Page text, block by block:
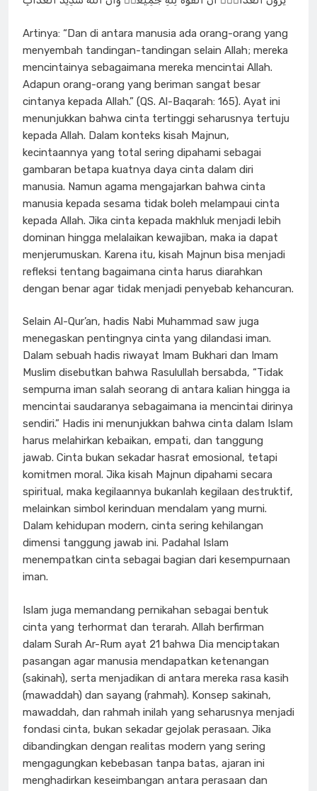
Artinya: “Dan di antara manusia ada orang-orang yang
menyembah tandingan-tandingan selain Allah; mereka
mencintainya sebagaimana mereka mencintai Allah.
Adapun orang-orang yang beriman sangat besar
cintanya kepada Allah.” (QS. Al-Baqarah: 165). Ayat ini
menunjukkan bahwa cinta tertinggi seharusnya tertuju
kepada Allah. Dalam konteks kisah Majnun,
kecintaannya yang total sering dipahami sebagai
gambaran betapa kuatnya daya cinta dalam diri
manusia. Namun agama mengajarkan bahwa cinta
manusia kepada sesama tidak boleh melampaui cinta
kepada Allah. Jika cinta kepada makhluk menjadi lebih
dominan hingga melalaikan kewajiban, maka ia dapat
menjerumuskan. Karena itu, kisah Majnun bisa menjadi
refleksi tentang bagaimana cinta harus diarahkan
dengan benar agar tidak menjadi penyebab kehancuran.
Selain Al-Qur’an, hadis Nabi Muhammad saw juga
menegaskan pentingnya cinta yang dilandasi iman.
Dalam sebuah hadis riwayat Imam Bukhari dan Imam
Muslim disebutkan bahwa Rasulullah bersabda, “Tidak
sempurna iman salah seorang di antara kalian hingga ia
mencintai saudaranya sebagaimana ia mencintai dirinya
sendiri.” Hadis ini menunjukkan bahwa cinta dalam Islam
harus melahirkan kebaikan, empati, dan tanggung
jawab. Cinta bukan sekadar hasrat emosional, tetapi
komitmen moral. Jika kisah Majnun dipahami secara
spiritual, maka kegilaannya bukanlah kegilaan destruktif,
melainkan simbol kerinduan mendalam yang murni.
Dalam kehidupan modern, cinta sering kehilangan
dimensi tanggung jawab ini. Padahal Islam
menempatkan cinta sebagai bagian dari kesempurnaan
iman.
Islam juga memandang pernikahan sebagai bentuk
cinta yang terhormat dan terarah. Allah berfirman
dalam Surah Ar-Rum ayat 21 bahwa Dia menciptakan
pasangan agar manusia mendapatkan ketenangan
(sakinah), serta menjadikan di antara mereka rasa kasih
(mawaddah) dan sayang (rahmah). Konsep sakinah,
mawaddah, dan rahmah inilah yang seharusnya menjadi
fondasi cinta, bukan sekadar gejolak perasaan. Jika
dibandingkan dengan realitas modern yang sering
mengagungkan kebebasan tanpa batas, ajaran ini
menghadirkan keseimbangan antara perasaan dan